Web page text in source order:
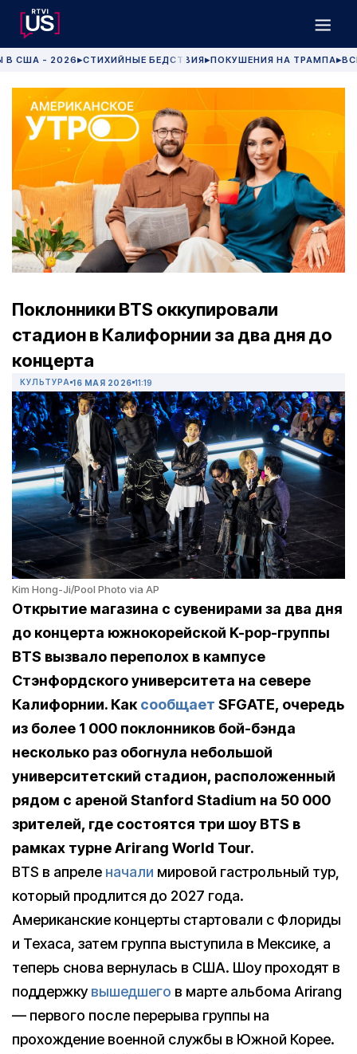
В США - 2026 ▶СТИХИЙНЫЕ БЕДСТВИЯ▶ПОКУШЕНИЯ НА ТРАМПА▶
Поклонники BTS оккупировали
стадион в Калифорнии за два дня до
концерта
КУЛЬТУРА 16 МАЯ 2026 11:19
Kim Hong-Ji/Pool Photo via AP
Открытие магазина с сувенирами за два дня
до концерта южнокорейской K-pop-группы
BTS вызвало переполох в кампусе
Стэнфордского университета на севере
Калифорнии. Каксообщает SFGATE, очередь
из более 1 000 поклонников бой-бэнда
несколько раз обогнула небольшой
университетский стадион, расположенный
рядом с ареной Stanford Stadium на 50 000
зрителей, где состоятся три шоу BTS в
рамках турне Arirang World Tour.
BTS в апреле начали мировой гастрольный тур,
который продлится до 2027 года.
Американские концерты стартовали с Флориды
и Техаса, затем группа выступила в Мексике, а
теперь снова вернулась в США. Шоу проходят в
поддержкувышедшего в марте альбома Arirang
— первого после перерыва группы на
прохождение военной службы в Южной Корее.